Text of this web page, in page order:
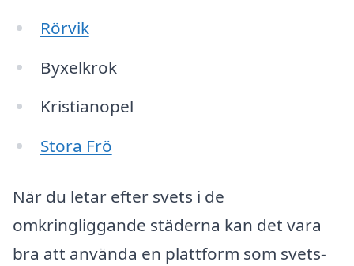
Rörvik
Byxelkrok
Kristianopel
Stora Frö
När du letar efter svets i de
omkringliggande städerna kan det vara
bra att använda en plattform som svets-